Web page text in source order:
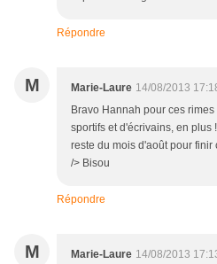
Répondre
M Marie-Laure 14/08/2013
Bravo Hannah pour ces
sportifs et d'écrivains, en plus
reste du mois d'août pour
/> Bisou
Répondre
M Marie-Laure 14/08/2013